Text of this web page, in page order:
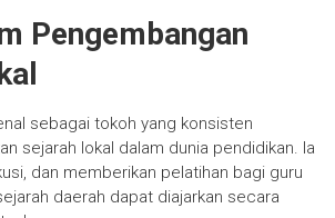
Pengembangan
sebagai tokoh yang konsisten
sejarah lokal dalam dunia pendidikan. Ia
dan memberikan pelatihan bagi guru
daerah dapat diajarkan secara